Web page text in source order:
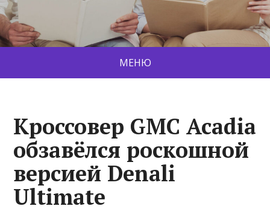
МЕНЮ
Кроссовер GMC Acadia
обзавёлся роскошной
версией Denali
Ultimate